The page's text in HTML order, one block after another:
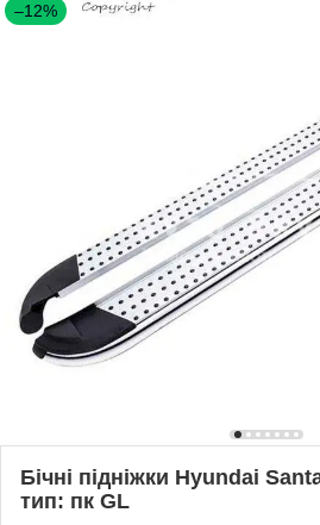
–12%
Бічні підніжки Hyundai
тип: пк GL